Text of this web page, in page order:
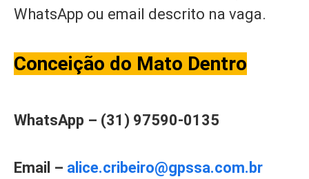
WhatsApp ou email descrito na vaga.
Conceição do Mato Dentro
WhatsApp – (31) 97590-0135
Email – alice.cribeiro@gpssa.com.br